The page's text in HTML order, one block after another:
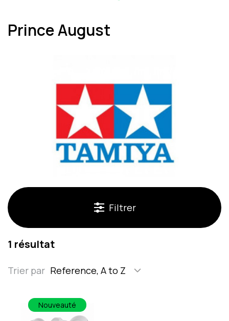
Prince August
Filtrer
1 résultat
Trier par Reference, A to Z
Nouveauté